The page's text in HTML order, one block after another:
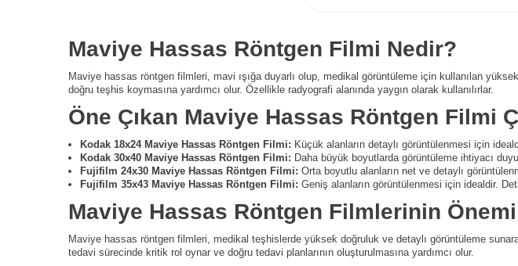
Maviye Hassas Röntgen Filmi Nedir?
Maviye hassas röntgen filmleri, mavi ışığa duyarlı olup, medikal görüntüleme için kullanılan
doğru teşhis koymasına yardımcı olur. Özellikle radyografi alanında yaygın olarak kullanılırlar.
Öne Çıkan Maviye Hassas Röntgen Filmi
Kodak 18x24 Maviye Hassas Röntgen Filmi: Küçük alanların detaylı görüntülenmesi için
Kodak 30x40 Maviye Hassas Röntgen Filmi: Daha büyük boyutlarda görüntüleme ihtiyacı
Fujifilm 24x30 Maviye Hassas Röntgen Filmi: Orta boyutlu alanların net ve detaylı
Fujifilm 35x43 Maviye Hassas Röntgen Filmi: Geniş alanların görüntülenmesi için idealdir.
Maviye Hassas Röntgen Filmlerinin Önemi
Maviye hassas röntgen filmleri, medikal teşhislerde yüksek doğruluk ve detaylı görüntüleme
tedavi sürecinde kritik rol oynar ve doğru tedavi planlarının oluşturulmasına yardımcı olur.